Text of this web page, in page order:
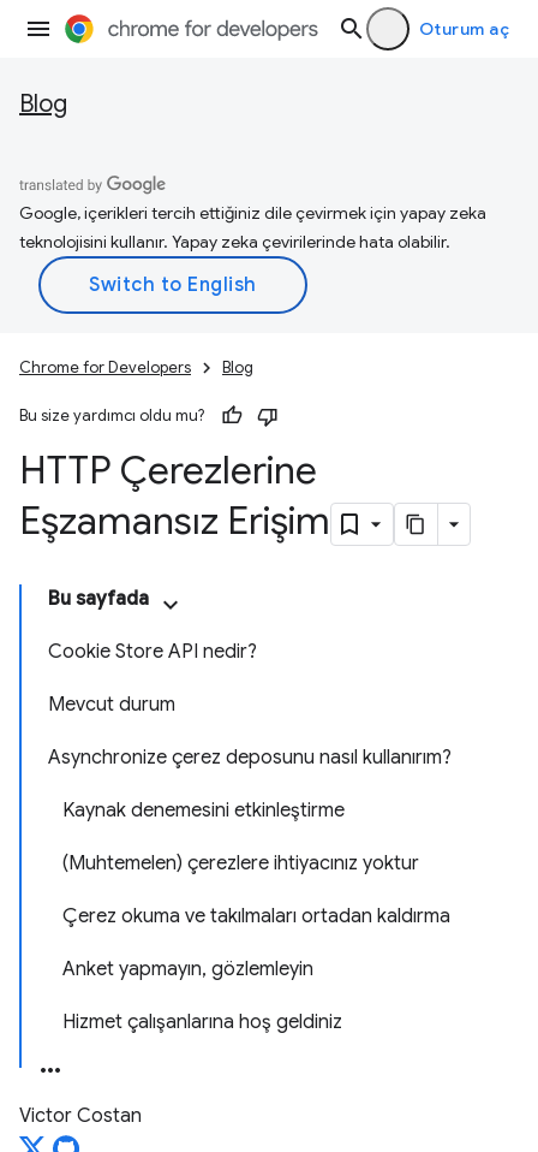
Oturum aç
Blog
Google, içerikleri tercih ettiğiniz dile çevirmek için yapay zeka
teknolojisini kullanır. Yapay zeka çevirilerinde hata olabilir.
Chrome for Developers Blog
Bu size yardımcı oldu mu?
HTTP Çerezlerine
Eşzamansız Erişim
Bu sayfada
Cookie Store API nedir?
Mevcut durum
Asynchronize çerez deposunu nasıl kullanırım?
Kaynak denemesini etkinleştirme
(Muhtemelen) çerezlere ihtiyacınız yoktur
Çerez okuma ve takılmaları ortadan kaldırma
Anket yapmayın, gözlemleyin
Hizmet çalışanlarına hoş geldiniz
Victor Costan